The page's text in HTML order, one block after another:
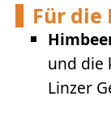
Für die
und die
Linzer